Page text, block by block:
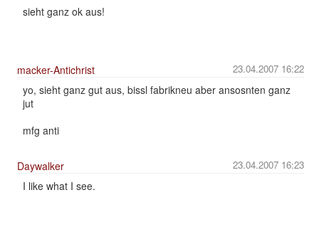
sieht ganz ok aus!
23.04.2007 16:22
macker-Antichrist
yo, sieht ganz gut aus, bissl fabrikneu aber ansosnten ganz
jut
mfg anti
23.04.2007 16:23
Daywalker
I like what I see.